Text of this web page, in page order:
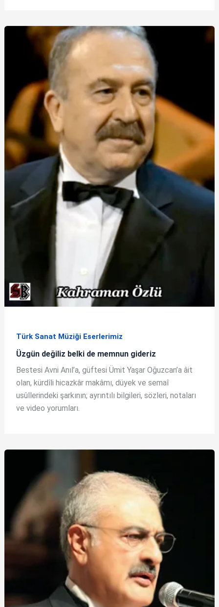
Türk Sanat Müziği Eserlerimiz
Üzgün değiliz belki de memnun gideriz
Bestesi Avni Anıl’a, güftesi Ümit Yaşar Oğuzcan’a âit
olan, kürdîli hicazkâr makâmı, düyek ve semaî
usûllerindeki şarkının; ayrıntılı bilgileri, sözleri, notaları
ve video yorumları.